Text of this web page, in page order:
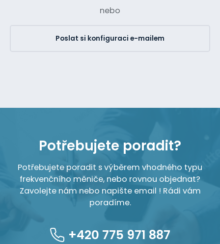
nebo
Poslat si konfiguraci e-mailem
Potřebujete poradit?
Potřebujete poradit s výběrem vhodného typu
frekvenčního měniče, nebo rovnou objednat?
Zavolejte nám nebo napište email ! Rádi vám
poradíme.
+420 775 971 887